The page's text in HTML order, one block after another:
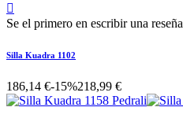

Se el primero en escribir una reseña
Silla Kuadra 1102
186,14 €-15%218,99 €